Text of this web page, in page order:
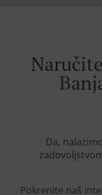
Da,
Pokrenite naš